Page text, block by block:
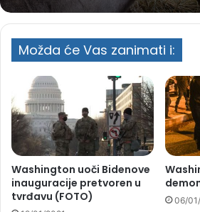
Možda će Vas zanimati i:
Washington uoči Bidenove
inauguracije pretvoren u
tvrđavu (FOTO)
06/